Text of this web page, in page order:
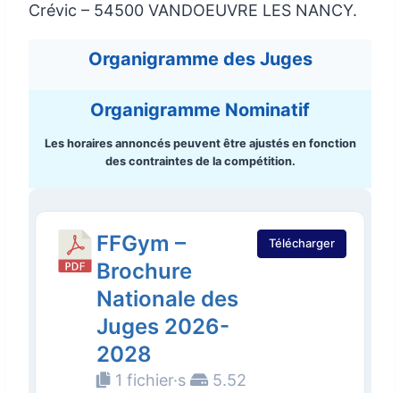
Crévic – 54500 VANDOEUVRE LES NANCY.
Organigramme des Juges
Organigramme Nominatif
Les horaires annoncés peuvent être ajustés en fonction
des contraintes de la compétition.
FFGym –
Brochure
Nationale des
Juges 2026-
2028
1 fichier·s
5.52
Télécharger